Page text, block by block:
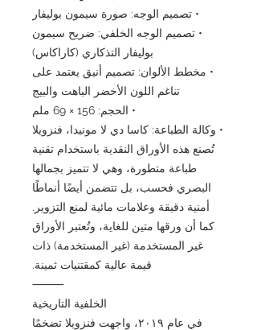
• تصميم الوجه: صورة سيمون بوليفار
• تصميم الوجه الخلفي: ضريح سيمون
بوليفار التذكاري (كاراكاس)
• مخطط الألوان: تصميم أنيق يعتمد على
تناغم اللون الأخضر الباهت والبيج
• الحجم: 156 × 69 ملم
• وكالة الطباعة: كاسا دي لا مونيدا، فنزويلا
تُصنع هذه الأوراق النقدية باستخدام تقنية
طباعة متطورة، وهي لا تتميز بجمالها
البصري فحسب، بل تتضمن أيضًا أنماطًا
أمنية دقيقة وعلامات مائية لمنع التزوير.
كما أن ورقها متين للغاية، وتُعتبر الأوراق
غير المستخدمة (غير المستخدمة) ذات
قيمة عالية كمقتنيات ثمينة.
⸻
الخلفية التاريخية
في عام ٢٠١٩، واجهت فنزويلا تضخمًا